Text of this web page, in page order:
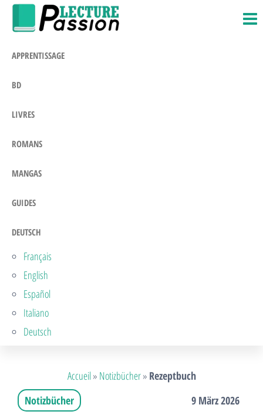
Zum
Inhalt
APPRENTISSAGE
BD
LIVRES
ROMANS
MANGAS
GUIDES
DEUTSCH
Français
English
Español
Italiano
Deutsch
Accueil» Notizbücher» Rezeptbuch
Notizbücher
9 März 2026